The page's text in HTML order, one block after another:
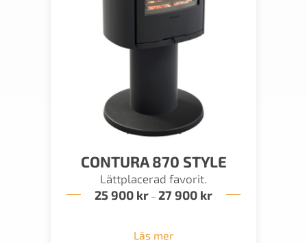
CONTURA 870 STYLE
Lättplacerad favorit.
25 900 kr – 27 900 krPrisintervall:
Läs mer